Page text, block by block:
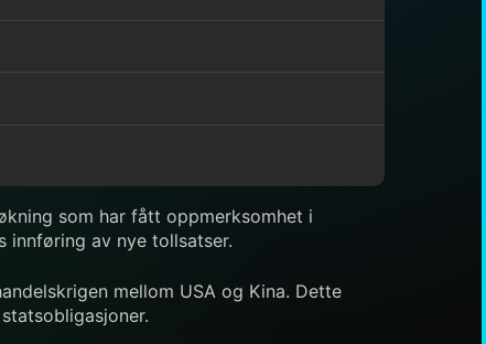
som har fått oppmerksomhet i
innføring av nye tollsatser.
mellom USA og Kina. Dette